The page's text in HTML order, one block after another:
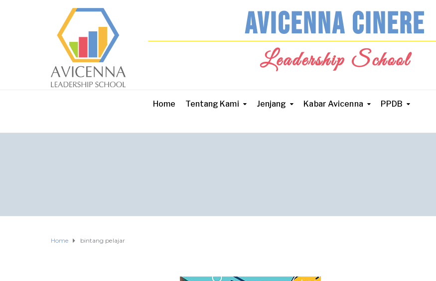
AVICENNA CINERE
Leadership School
Home Tentang Kami Jenjang Kabar Avicenna PPDB
Home bintang pelajar